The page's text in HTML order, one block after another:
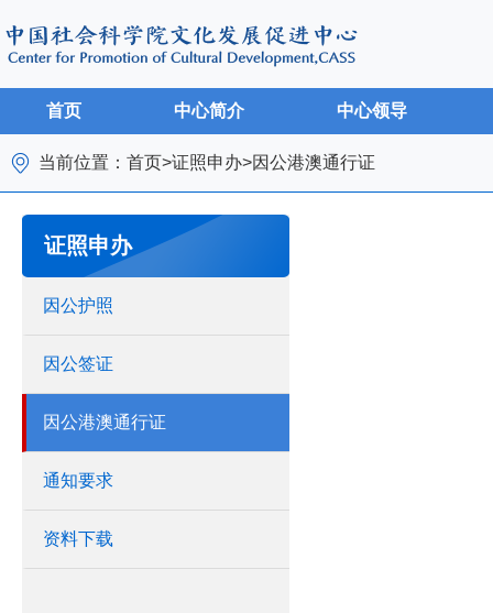
首页 中心简介 中心领导
当前位置： 首页>证照申办>因公港澳通行证
证照申办
因公护照
因公签证
因公港澳通行证
通知要求
资料下载